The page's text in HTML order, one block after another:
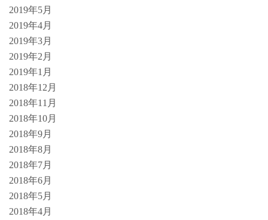
2019年5月
2019年4月
2019年3月
2019年2月
2019年1月
2018年12月
2018年11月
2018年10月
2018年9月
2018年8月
2018年7月
2018年6月
2018年5月
2018年4月